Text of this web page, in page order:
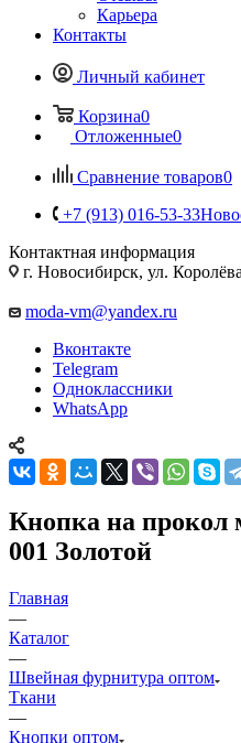
Карьера
Контакты
Личный кабинет
Корзина0
Отложенные0
Сравнение товаров0
+7 (913) 016-53-33
Контактная информация
г. Новосибирск, ул.
moda-vm@yandex.ru
Вконтакте
Telegram
Одноклассники
WhatsApp
Кнопка на прокол
001 Золотой
Главная
—
Каталог
—
Швейная фурнитура оптом
Ткани
—
Кнопки оптом